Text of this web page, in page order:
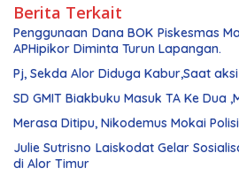
Berita Terkait
Penggunaan Dana BOK Piskesmas
APHipikor Diminta Turun Lapangan.
Pj, Sekda Alor Diduga Kabur,Saat
SD GMIT Biakbuku Masuk TA Ke Dua
Julie Sutrisno Laiskodat Gelar
di Alor Timur